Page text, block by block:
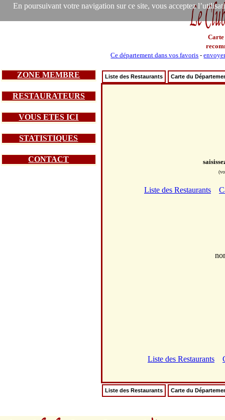
En poursuivant votre navigation sur ce site, vous acceptez
Carte
Ce département dans vos favoris -
ZONE MEMBRE
RESTAURATEURS
VOUS ETES ICI
STATISTIQUES
CONTACT
Liste des Restaurants Carte du
Liste des Restaurants
Liste des Restaurants
Liste des Restaurants Carte du